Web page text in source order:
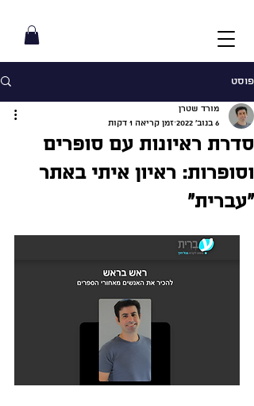
פוסט
סדרת ראיונות עם סופרים
וסופרות: ראיון איתי באתר
״עברית״
מורד שטרן
6 בנוב׳ 2022
זמן קריאה 1 דקות